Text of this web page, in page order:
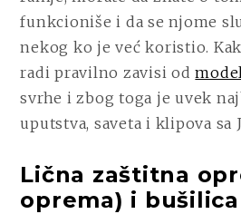
funkcioniše i da se njome
nekog ko je već koristio.
radi pravilno zavisi od
svrhe i zbog toga je uvek
uputstva, saveta i klipova sa
Lična zaštitna
oprema) i bušilica